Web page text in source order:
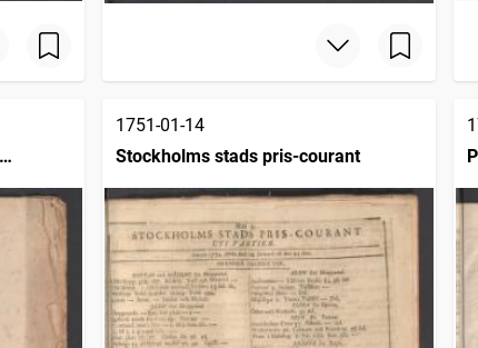
1751-01-14
Stockholms stads pris-courant